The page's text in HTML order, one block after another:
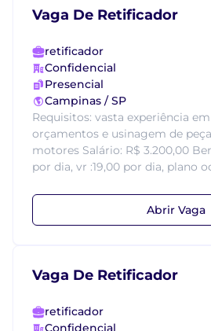
Vaga De Retificador
retificador
Confidencial
Presencial
Campinas / SP
Requisitos: vasta experiência
orçamentos e usinagem de
motores Salário: R$ 3.200,00
por dia, vr :19,00 por dia, plano
Abrir Vaga
Vaga De Retificador
retificador
Confidencial